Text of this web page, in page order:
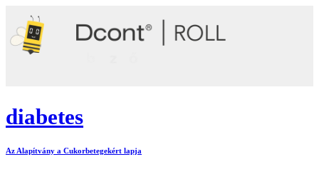
diabetes
Az Alapítvány a Cukorbetegekért lapja